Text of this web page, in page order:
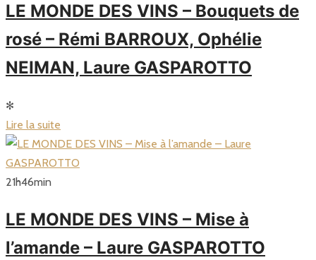
LE MONDE DES VINS – Bouquets de
rosé – Rémi BARROUX, Ophélie
NEIMAN, Laure GASPAROTTO
✻
Lire la suite
21h46min
LE MONDE DES VINS – Mise à
l’amande – Laure GASPAROTTO